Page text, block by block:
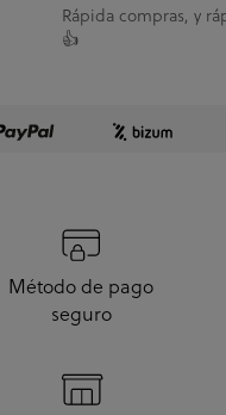
Rápida compras, y
👍
Método de pago
seguro